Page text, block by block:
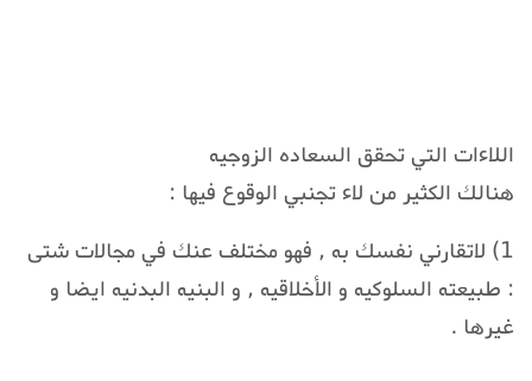
اللاءات التي تحقق السعاده الزوجيه
هنالك الكثير من لاء تجنبي الوقوع فيها :
1) لاتقارني نفسك به , فهو مختلف عنك في مجالات شتى
: طبيعته السلوكيه و الأخلاقيه , و البنيه البدنيه ايضا و
غيرها .